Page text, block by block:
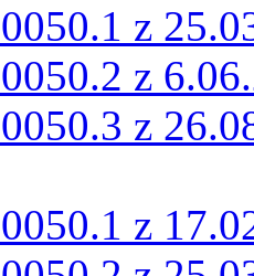
z
z
z
z